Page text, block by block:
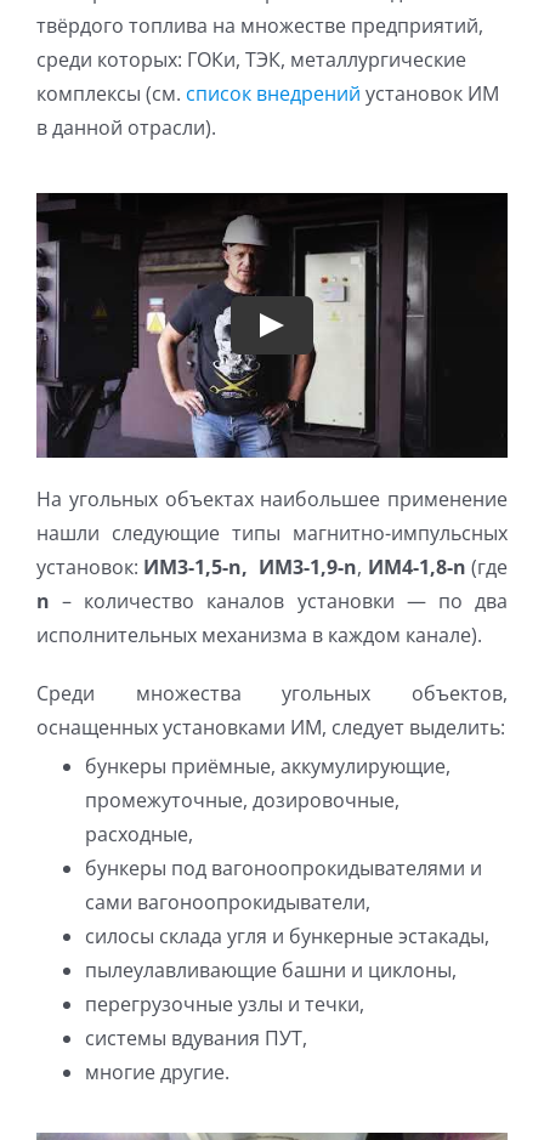
твёрдого топлива на множестве предприятий,
среди которых: ГОКи, ТЭК, металлургические
комплексы (см. список внедрений установок ИМ
в данной отрасли).
Play
На угольных объектах наибольшее применение
нашли следующие типы магнитно-импульсных
установок: ИМ3-1,5-n, ИМ3-1,9-n, ИМ4-1,8-n (где
n – количество каналов установки — по два
исполнительных механизма в каждом канале).
Среди множества угольных объектов,
оснащенных установками ИМ, следует выделить:
бункеры приёмные, аккумулирующие,
промежуточные, дозировочные,
расходные,
бункеры под вагоноопрокидывателями и
сами вагоноопрокидыватели,
силосы склада угля и бункерные эстакады,
пылеулавливающие башни и циклоны,
перегрузочные узлы и течки,
системы вдувания ПУТ,
многие другие.